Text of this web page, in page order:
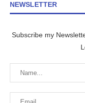
NEWSLETTER
Subscribe my